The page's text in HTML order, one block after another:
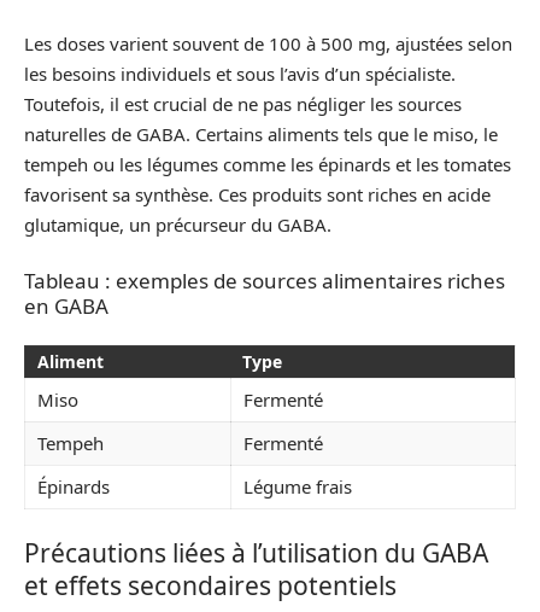
Les doses varient souvent de 100 à 500 mg, ajustées selon
les besoins individuels et sous l’avis d’un spécialiste.
Toutefois, il est crucial de ne pas négliger les sources
naturelles de GABA. Certains aliments tels que le miso, le
tempeh ou les légumes comme les épinards et les tomates
favorisent sa synthèse. Ces produits sont riches en acide
glutamique, un précurseur du GABA.
Tableau : exemples de sources alimentaires riches
en GABA
Aliment Type
Miso
Fermenté
Tempeh
Fermenté
Épinards
Légume frais
Précautions liées à l’utilisation du GABA
et effets secondaires potentiels